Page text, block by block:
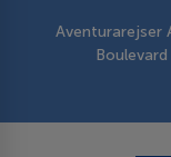
Aventurarejser